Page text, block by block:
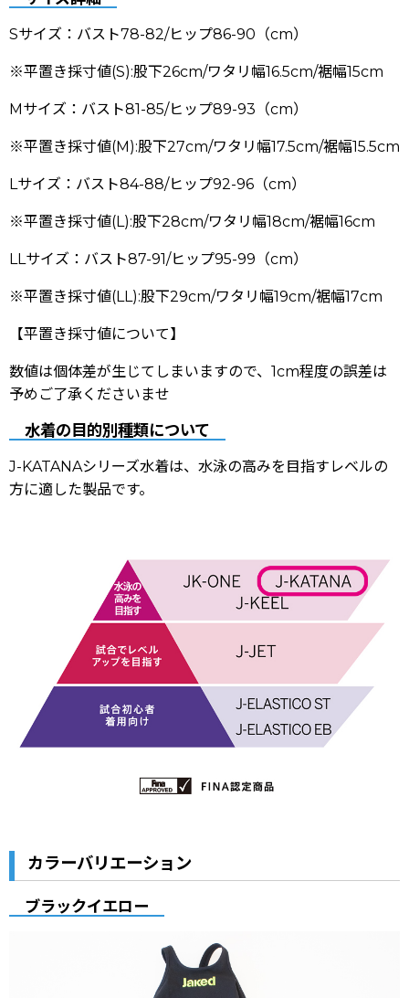
Sサイズ：バスト78-82/ヒップ86-90（cm）
※平置き採寸値(S):股下26cm/ワタリ幅16.5cm/裾幅15cm
Mサイズ：バスト81-85/ヒップ89-93（cm）
※平置き採寸値(M):股下27cm/ワタリ幅17.5cm/裾幅15.5cm
Lサイズ：バスト84-88/ヒップ92-96（cm）
※平置き採寸値(L):股下28cm/ワタリ幅18cm/裾幅16cm
LLサイズ：バスト87-91/ヒップ95-99（cm）
※平置き採寸値(LL):股下29cm/ワタリ幅19cm/裾幅17cm
【平置き採寸値について】
数値は個体差が生じてしまいますので、1cm程度の誤差は
予めご了承くださいませ
水着の目的別種類について
J-KATANAシリーズ水着は、水泳の高みを目指すレベルの
方に適した製品です。
カラーバリエーション
ブラックイエロー